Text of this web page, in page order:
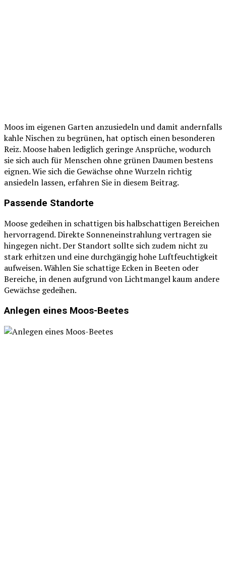
Moos im eigenen Garten anzusiedeln und damit andernfalls
kahle Nischen zu begrünen, hat optisch einen besonderen
Reiz. Moose haben lediglich geringe Ansprüche, wodurch
sie sich auch für Menschen ohne grünen Daumen bestens
eignen. Wie sich die Gewächse ohne Wurzeln richtig
ansiedeln lassen, erfahren Sie in diesem Beitrag.
Passende Standorte
Moose gedeihen in schattigen bis halbschattigen Bereichen
hervorragend. Direkte Sonneneinstrahlung vertragen sie
hingegen nicht. Der Standort sollte sich zudem nicht zu
stark erhitzen und eine durchgängig hohe Luftfeuchtigkeit
aufweisen. Wählen Sie schattige Ecken in Beeten oder
Bereiche, in denen aufgrund von Lichtmangel kaum andere
Gewächse gedeihen.
Anlegen eines Moos-Beetes